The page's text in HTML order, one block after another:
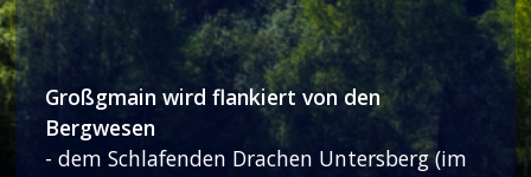
Großgmain wird flankiert von den
Bergwesen
- dem Schlafenden Drachen Untersberg (im